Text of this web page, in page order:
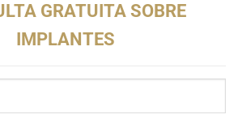
GRATUITA SOBRE
IMPLANTES